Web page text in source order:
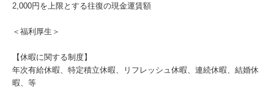
2,000円を上限とする往復の現金運賃額
＜福利厚生＞
【休暇に関する制度】
年次有給休暇、特定積立休暇、リフレッシュ休暇、連続休暇、結婚休
暇、等